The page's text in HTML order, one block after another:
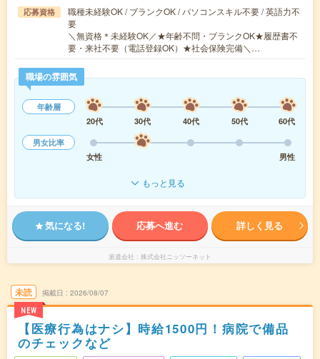
応募資格
職種未経験OK / ブランクOK / パソコンスキル不要 / 英語力不
要
＼無資格＊未経験OK／★年齢不問・ブランクOK★履歴書不
要・来社不要（電話登録OK）★社会保険完備＼…
職場の雰囲気
年齢層
20代
30代 40代 50代
60代
男女比率
女性
男性
もっと見る
気になる! 応募へ進む 詳しく見る
派遣会社 株式会社ニッソーネット
未読
NEW
掲載日 2026/08/07
【医療行為はナシ】時給1500円！病院で備品
のチェックなど